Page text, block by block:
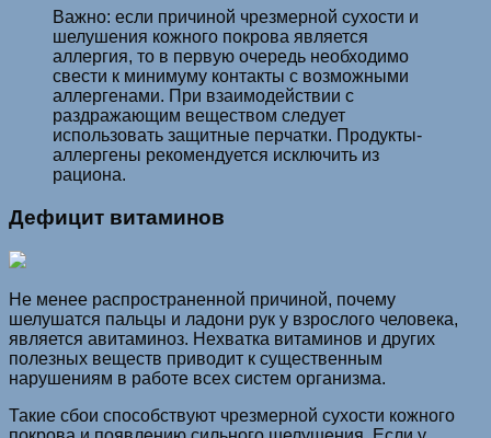
Важно: если причиной чрезмерной сухости и
шелушения кожного покрова является
аллергия, то в первую очередь необходимо
свести к минимуму контакты с возможными
аллергенами. При взаимодействии с
раздражающим веществом следует
использовать защитные перчатки. Продукты-
аллергены рекомендуется исключить из
рациона.
Дефицит витаминов
Не менее распространенной причиной, почему
шелушатся пальцы и ладони рук у взрослого человека,
является авитаминоз. Нехватка витаминов и других
полезных веществ приводит к существенным
нарушениям в работе всех систем организма.
Такие сбои способствуют чрезмерной сухости кожного